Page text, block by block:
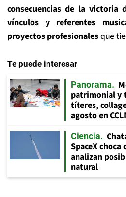
consecuencias de la victoria
vínculos y referentes
proyectos profesionalesque
Te puede interesar
Panorama
patrimonial y
títeres,
agosto en
Ciencia
SpaceX choca
analizan
natural